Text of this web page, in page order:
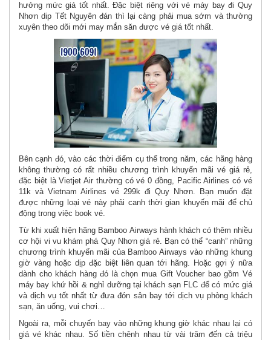
hưởng mức giá tốt nhất. Đặc biệt riêng với vé máy bay đi Quy
Nhơn dip Tết Nguyên đán thì lại càng phải mua sớm và thường
xuyên theo dõi mới may mắn săn được vé giá tốt nhất.
Bên cạnh đó, vào các thời điểm cụ thể trong năm, các hãng hàng
không thường có rất nhiều chương trình khuyến mãi vé giá rẻ,
đặc biệt là Vietjet Air thường có vé 0 đồng, Pacific Airlines có vé
11k và Vietnam Airlines vé 299k đi Quy Nhơn. Bạn muốn đặt
được những loại vé này phải canh thời gian khuyến mãi để chủ
động trong việc book vé.
Từ khi xuất hiện hãng Bamboo Airways hành khách có thêm nhiều
cơ hội vi vu khám phá Quy Nhơn giá rẻ. Bạn có thể “canh” những
chương trình khuyến mãi của Bamboo Airways vào những khung
giờ vàng hoặc dịp đặc biệt liên quan tới hãng. Hoặc gợi ý nữa
dành cho khách hàng đó là chọn mua Gift Voucher bao gồm Vé
máy bay khứ hồi & nghỉ dưỡng tại khách sạn FLC để có mức giá
và dịch vụ tốt nhất từ đưa đón sân bay tới dịch vụ phòng khách
sạn, ăn uống, vui chơi…
Ngoài ra, mỗi chuyến bay vào những khung giờ khác nhau lại có
giá vé khác nhau. Số tiền chênh nhau từ vài trăm đến cả triệu